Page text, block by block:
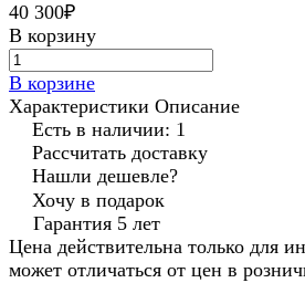
40 300₽
В корзину
В корзине
Характеристики Описание
Есть в наличии: 1
Рассчитать доставку
Нашли дешевле?
Хочу в подарок
Гарантия 5 лет
Цена действительна только для
может отличаться от цен в